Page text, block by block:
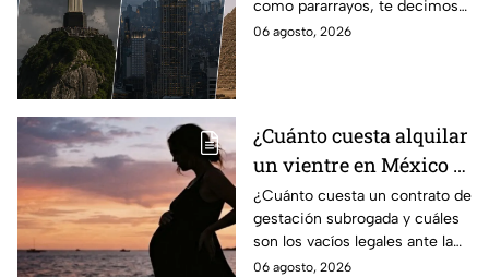
como pararrayos
como pararrayos, te decimos
los cuatro más icónicos y
06 agosto, 2026
¿Cuánto cuesta alquilar
un vientre en México y
en qué estados se
permite la gestación
subrogada?
¿Cuánto cuesta un contrato de
gestación subrogada y cuáles
son los vacíos legales ante la
falta de una ley federal que
06 agosto, 2026